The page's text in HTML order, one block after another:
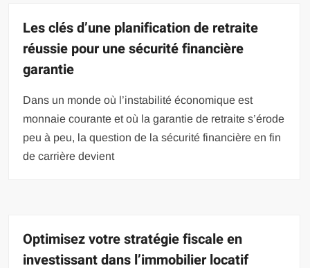
Les clés d’une planification de retraite
réussie pour une sécurité financière
garantie
Dans un monde où l’instabilité économique est
monnaie courante et où la garantie de retraite s’érode
peu à peu, la question de la sécurité financière en fin
de carrière devient
Optimisez votre stratégie fiscale en
investissant dans l’immobilier locatif